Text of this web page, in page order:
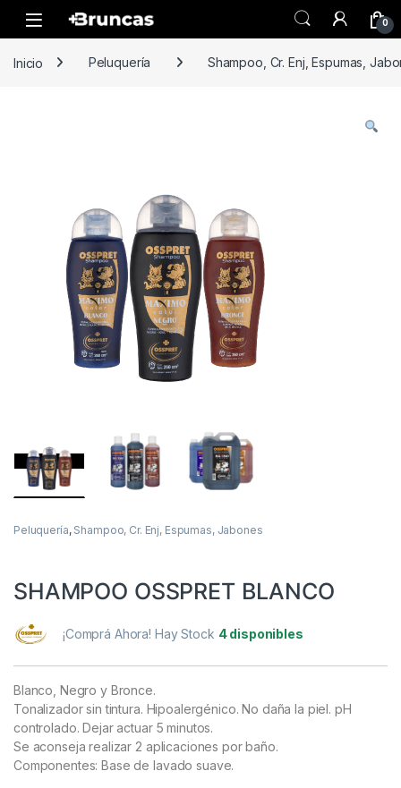
Skip to navigation
Skip to content
0
Inicio Peluquería Shampoo, Cr. Enj, Espumas,
Peluquería, Shampoo, Cr. Enj, Espumas, Jabones
SHAMPOO OSSPRET BLANCO
¡Comprá Ahora! Hay Stock 4 disponibles
Blanco, Negro y Bronce.
Tonalizador sin tintura. Hipoalergénico. No daña la piel. pH
controlado. Dejar actuar 5 minutos.
Se aconseja realizar 2 aplicaciones por baño.
Componentes: Base de lavado suave.